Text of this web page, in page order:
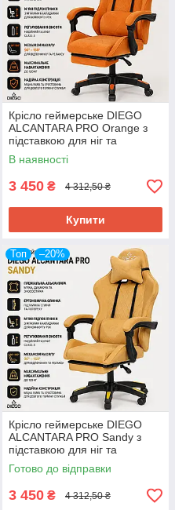
Крісло геймерське DIEGO
ALCANTARA PRO Orange з
підставкою для ніг та
ергономічними подушками
В наявності
3 450 ₴ 4 312,50 ₴
Купити
Топ –20%
Крісло геймерське DIEGO
ALCANTARA PRO Sandy з
підставкою для ніг та
ергономічними подушками
Готово до відправки
3 450 ₴ 4 312,50 ₴